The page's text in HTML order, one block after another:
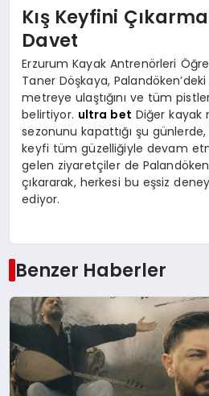
Kış Keyfini
Davet
Erzurum Kayak Antrenörleri
Taner Döşkaya, Palandöken’deki
metreye ulaştığını ve tüm
belirtiyor. ultra bet Diğer kayak
sezonunu kapattığı şu günlerde,
keyfi tüm güzelliğiyle devam
gelen ziyaretçiler de
çıkararak, herkesi bu eşsiz
ediyor.
Benzer Haberler